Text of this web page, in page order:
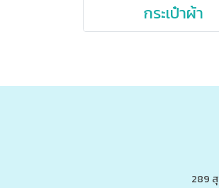
กระเป๋าผ้า
289 สุ